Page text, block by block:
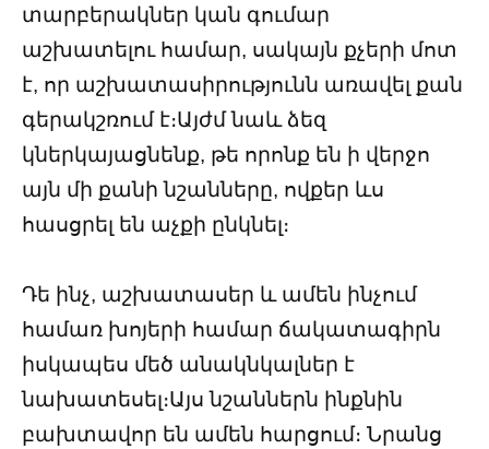
տարբերակներ կան գումար
աշխատելու համար, սակայն քչերի մոտ
է, որ աշխատասիրությունն առավել քան
գերակշռում է։Այժմ նաև ձեզ
կներկայացնենք, թե որոնք են ի վերջո
այն մի քանի նշանները, ովքեր ևս
հասցրել են աչքի ընկնել։
Դե ինչ, աշխատասեր և ամեն ինչում
համառ խոյերի համար ճակատագիրն
իսկապես մեծ անակնկալներ է
նախատեսել։Այս նշաններն ինքնին
բախտավոր են ամեն հարցում։ Նրանց